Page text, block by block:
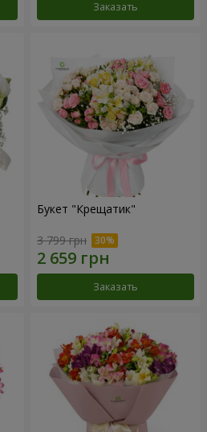
Заказать
Букет "Крещатик"
3 799 грн
Заказать